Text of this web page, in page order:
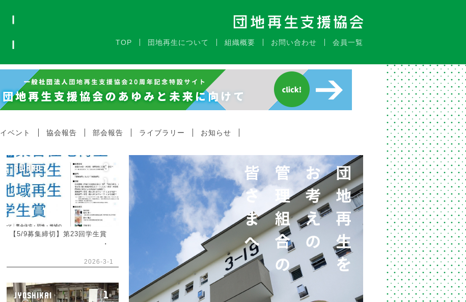
TOP 団地再生について 組織概要 お問い合わせ 会員一覧
イベント 協会報告 部会報告 ライブラリー お知らせ
AWARD
3
1
【5/9募集締切】第23回学生賞
2026-3-1
JYOSHIKAI
1